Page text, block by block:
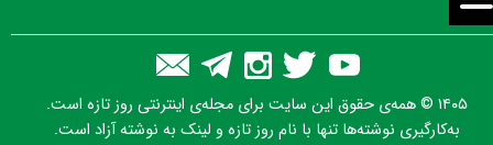
★۱۴۰۵ © همه‌ی حقوق این سایت برای مجله‌ی اینترنتی روز تازه است.
به‌کارگیری نوشته‌ها تنها با نام روز تازه و لینک به نوشته آزاد است.